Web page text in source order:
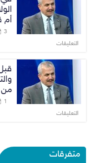
أم
3 يونيو، 2026
التعليقات
من
1 يونيو، 2026
التعليقات
متفرقات